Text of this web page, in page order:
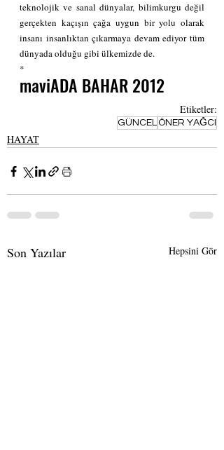
teknolojik ve sanal dünyalar, bilimkurgu değil
gerçekten kaçışın çağa uygun bir yolu olarak
insanı insanlıktan çıkarmaya devam ediyor tüm
dünyada olduğu gibi ülkemizde de.
*
maviADA BAHAR 2012
Etiketler:
GÜNCEL ÖNER YAĞCI
HAYAT
Son Yazılar Hepsini Gör